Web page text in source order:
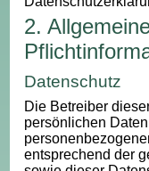
2.
Datenschutz
Die Betreiber
persönlichen
entsprechend der